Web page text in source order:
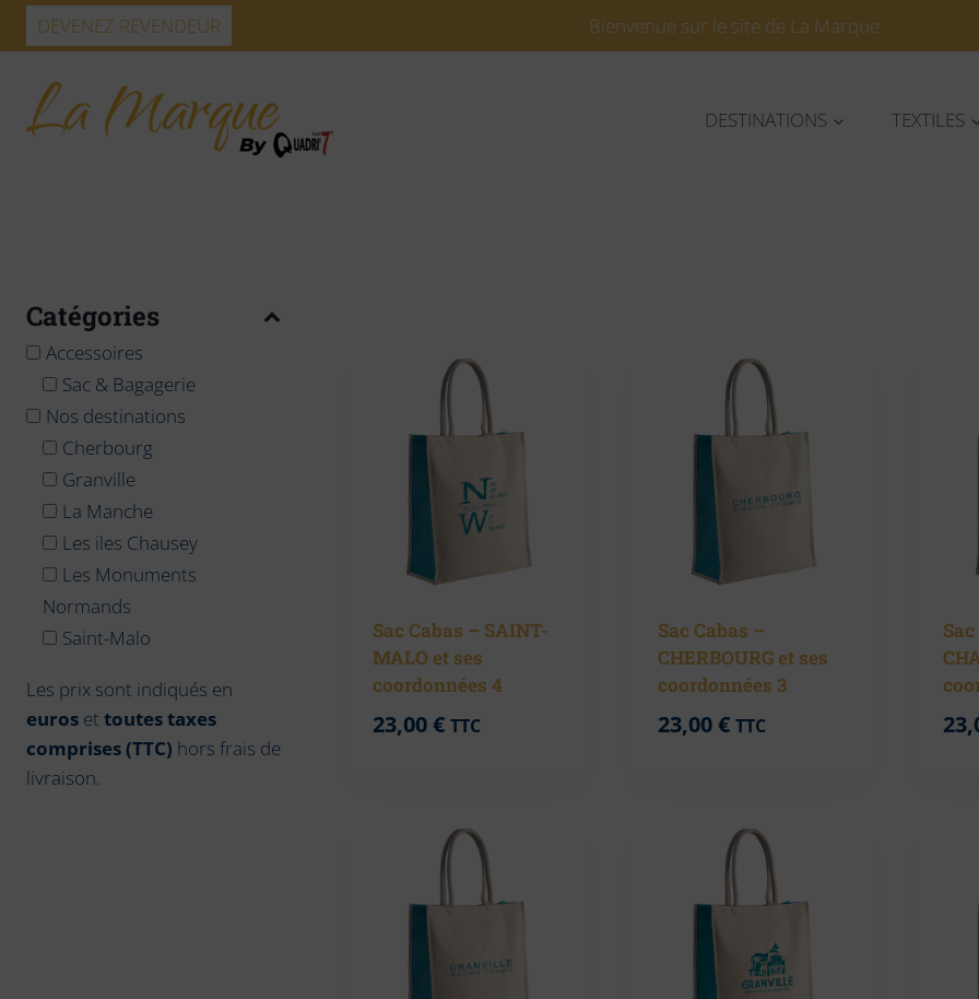
Skip DEVENEZ REVENDEUR Bienvenue sur le site de La Marque
DESTINATIONS TEXTILES
Sac Cabas – SAINT-
MALO et ses
coordonnées 4
23,00€ TTC
Sac Cabas –
CHERBOURG et ses
coordonnées 3
23,00€ TTC
Catégories
Accessoires
Sac & Bagagerie
Nos destinations
Cherbourg
Granville
La Manche
Les iles Chausey
Les Monuments
Normands
Saint-Malo
Les prix sont indiqués en
euros et toutes taxes
comprises (TTC) hors frais de
livraison.